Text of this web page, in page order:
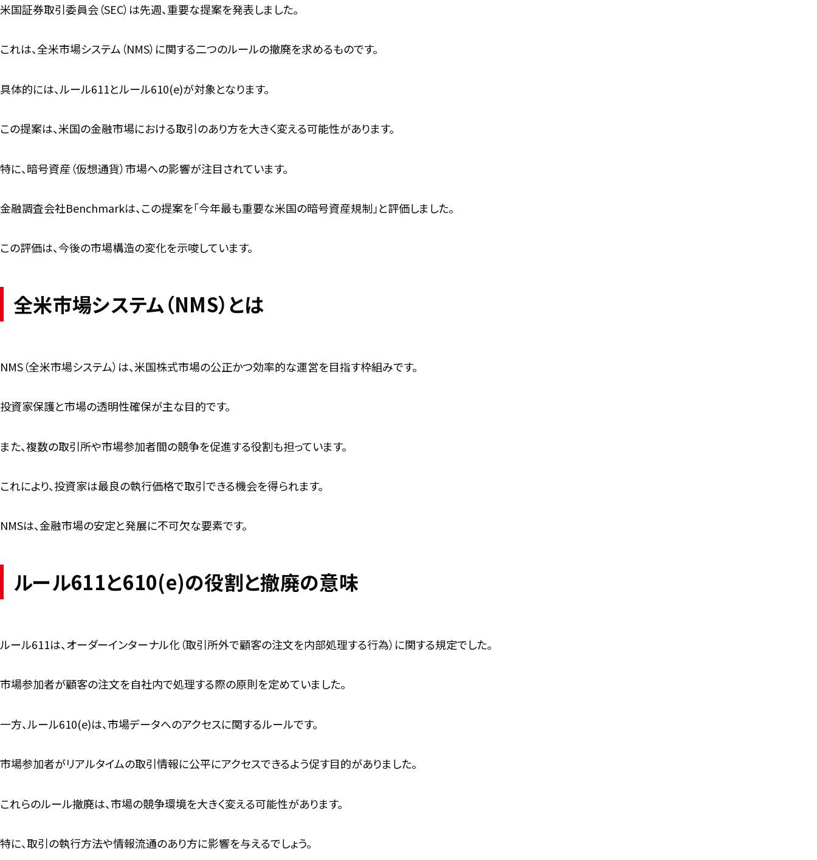
米国証券取引委員会（SEC）は先週、重要な提案を発表しました。
これは、全米市場システム（NMS）に関する二つのルールの撤廃を求めるものです。
具体的には、ルール611とルール610(e)が対象となります。
この提案は、米国の金融市場における取引のあり方を大きく変える可能性があります。
特に、暗号資産（仮想通貨）市場への影響が注目されています。
金融調査会社Benchmarkは、この提案を「今年最も重要な米国の暗号資産規制」と評価しました。
この評価は、今後の市場構造の変化を示唆しています。
全米市場システム（NMS）とは
NMS（全米市場システム）は、米国株式市場の公正かつ効率的な運営を目指す枠組みです。
投資家保護と市場の透明性確保が主な目的です。
また、複数の取引所や市場参加者間の競争を促進する役割も担っています。
これにより、投資家は最良の執行価格で取引できる機会を得られます。
NMSは、金融市場の安定と発展に不可欠な要素です。
ルール611と610(e)の役割と撤廃の意味
ルール611は、オーダーインターナル化（取引所外で顧客の注文を内部処理する行為）に関する規定でした。
市場参加者が顧客の注文を自社内で処理する際の原則を定めていました。
一方、ルール610(e)は、市場データへのアクセスに関するルールです。
市場参加者がリアルタイムの取引情報に公平にアクセスできるよう促す目的がありました。
これらのルール撤廃は、市場の競争環境を大きく変える可能性があります。
特に、取引の執行方法や情報流通のあり方に影響を与えるでしょう。